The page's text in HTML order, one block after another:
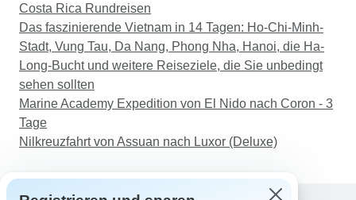
in Vietnam (von den 3 Ländern) in der Regel zu
zweit zusammenfinden, wodurch ich mich immer
wieder unbeholfen und fehl am Platz fühlte. - Ich
habe den Besuch der Schokoladenfabrik in
Vietnam sehr genossen und 3 Produkte gekauft -
2 Schokoladentafeln und ein Glas
Schokoladenaufstrich. Als ich eine Woche später
nach Hause kam, um sie zu essen, war in jedem
war ein Spinnennetz oder Seide oder so etwas.
Costa Rica Rundreisen
Das faszinierende Vietnam in 14 Tagen: Ho-Chi-Minh-
Stadt, Vung Tau, Da Nang, Phong Nha, Hanoi, die Ha-
Long-Bucht und weitere Reiseziele, die Sie unbedingt
sehen sollten
Marine Academy Expedition von El Nido nach Coron - 3
Tage
Nilkreuzfahrt von Assuan nach Luxor (Deluxe)